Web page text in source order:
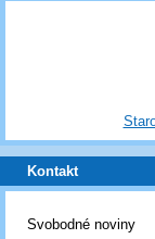
Kontakt
Svobodné noviny